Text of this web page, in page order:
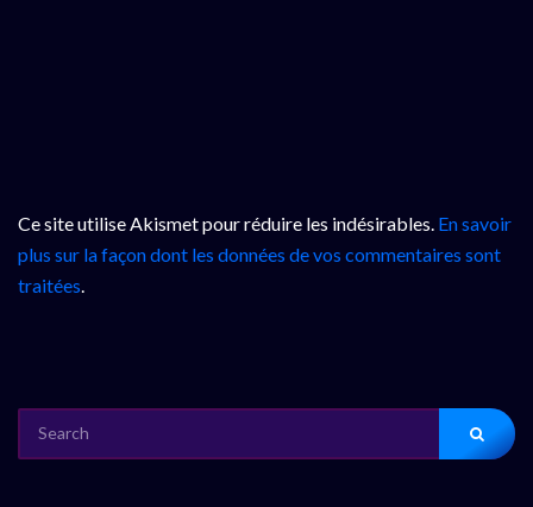
Ce site utilise Akismet pour réduire les indésirables. En savoir
plus sur la façon dont les données de vos commentaires sont
traitées.
FOR: